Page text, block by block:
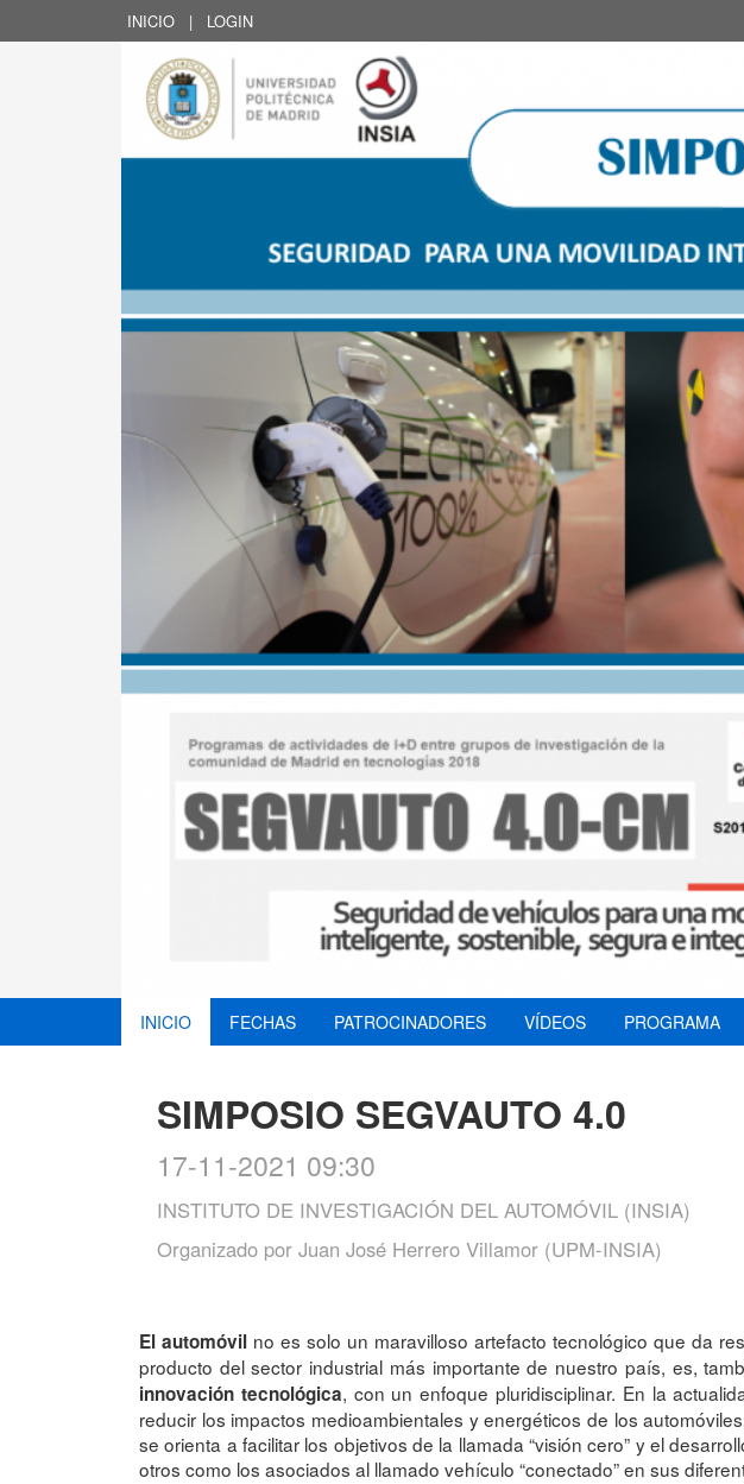
INICIO | LOGIN
INICIO FECHAS PATROCINADORES VÍDEOS PROGRAMA
SIMPOSIO SEGVAUTO 4.0
17-11-2021 09:30
INSTITUTO DE INVESTIGACIÓN DEL AUTOMÓVIL (INSIA)
Organizado por Juan José Herrero Villamor (UPM-INSIA)
El automóvilno es solo un maravilloso artefacto tecnológico que da
producto del sector industrial más importante de nuestro país, es,
innovación tecnológica, con un enfoque pluridisciplinar. En la
reducir los impactos medioambientales y energéticos de los
se orienta a facilitar los objetivos de la llamada “visión cero” y el
otros como los asociados al llamado vehículo “conectado” en sus